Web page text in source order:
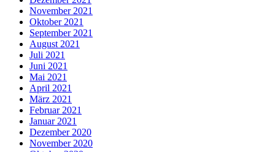
November 2021
Oktober 2021
September 2021
August 2021
Juli 2021
Juni 2021
Mai 2021
April 2021
März 2021
Februar 2021
Januar 2021
Dezember 2020
November 2020